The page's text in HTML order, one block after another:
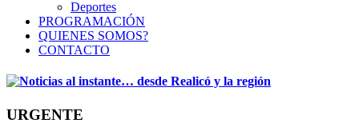
Deportes
PROGRAMACIÓN
QUIENES SOMOS?
CONTACTO
URGENTE